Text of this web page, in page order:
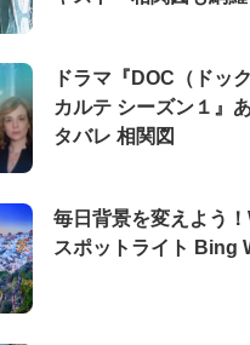
ドラマ『DOC（ドッ
カルテ シーズン１』
タバレ 相関図
毎日背景を変えよう
スポットライト Bing